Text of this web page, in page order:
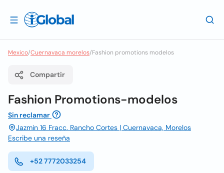
Mexico/Cuernavaca morelos/Fashion promotions modelos
Compartir
Fashion Promotions-modelos
Sin reclamar
Jazmin 16 Fracc. Rancho Cortes | Cuernavaca, Morelos
Escribe una reseña
+52 7772033254